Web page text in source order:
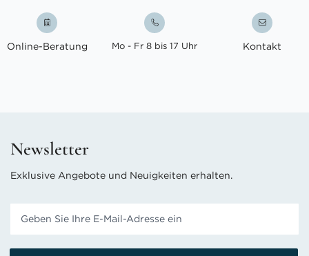
Online-Beratung Mo - Fr 8 bis 17 Uhr Kontakt
Newsletter
Exklusive Angebote und Neuigkeiten erhalten.